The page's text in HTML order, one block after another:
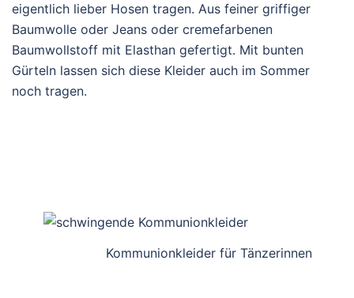
eigentlich lieber Hosen tragen. Aus feiner griffiger
Baumwolle oder Jeans oder cremefarbenen
Baumwollstoff mit Elasthan gefertigt. Mit bunten
Gürteln lassen sich diese Kleider auch im Sommer
noch tragen.
Kommunionkleider für Tänzerinnen